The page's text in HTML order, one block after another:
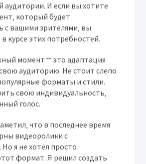
аудитории. И если вы хотите
который будет
с вашими зрителями‚ вы
курсе этих потребностей.
момент ⎻ это адаптация
аудиторию. Не стоит слепо
форматы и стили.
свою индивидуальность‚
голос.
что в последнее время
видеоролики с
я не хотел просто
формат. Я решил создать